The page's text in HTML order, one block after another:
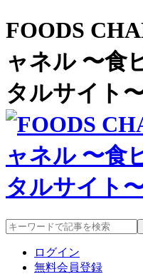
FOODS
ャネル 〜食
タルサイト
ログイン
無料会員登録